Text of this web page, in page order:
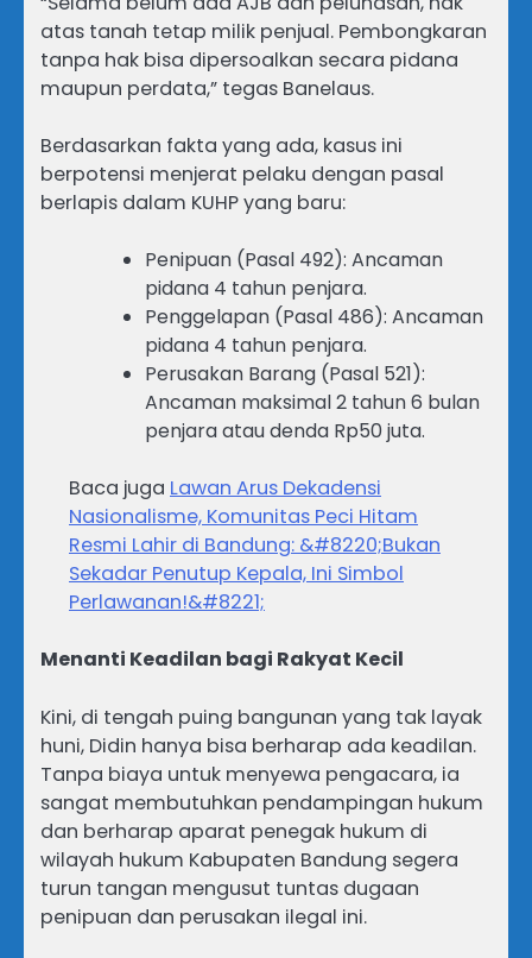
atas tanah tetap milik penjual. Pembongkaran
tanpa hak bisa dipersoalkan secara pidana
maupun perdata,” tegas Banelaus.
Berdasarkan fakta yang ada, kasus ini
berpotensi menjerat pelaku dengan pasal
berlapis dalam KUHP yang baru:
Penipuan (Pasal 492): Ancaman
pidana 4 tahun penjara.
Penggelapan (Pasal 486): Ancaman
pidana 4 tahun penjara.
Perusakan Barang (Pasal 521):
Ancaman maksimal 2 tahun 6 bulan
penjara atau denda Rp50 juta.
Baca juga Lawan Arus Dekadensi
Nasionalisme, Komunitas Peci Hitam
Resmi Lahir di Bandung: &#8220;Bukan
Sekadar Penutup Kepala, Ini Simbol
Perlawanan!&#8221;
Menanti Keadilan bagi Rakyat Kecil
Kini, di tengah puing bangunan yang tak layak
huni, Didin hanya bisa berharap ada keadilan.
Tanpa biaya untuk menyewa pengacara, ia
sangat membutuhkan pendampingan hukum
dan berharap aparat penegak hukum di
wilayah hukum Kabupaten Bandung segera
turun tangan mengusut tuntas dugaan
penipuan dan perusakan ilegal ini.